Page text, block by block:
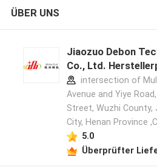
ÜBER UNS
Jiaozuo Debon
Co., Ltd.
intersection of
Avenue and Yiye
Street, Wuzhi County,
City, Henan Province
5.0
Überprüfter